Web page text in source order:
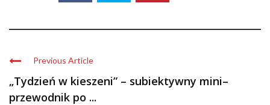
Previous Article
„Tydzień w kieszeni” – subiektywny mini–
przewodnik po ...